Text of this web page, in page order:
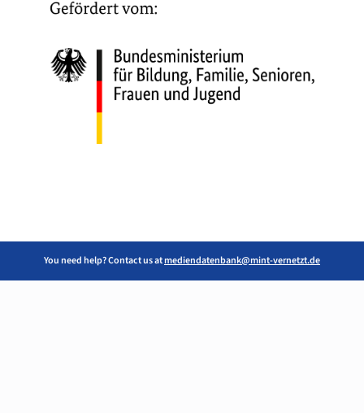
You need help? Contact us atmediendatenbank@mint-vernetzt.de